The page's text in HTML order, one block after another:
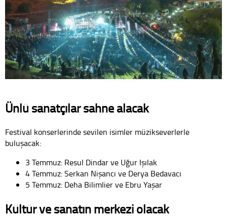
Ünlü sanatçılar sahne alacak
Festival konserlerinde sevilen isimler müzikseverlerle
buluşacak:
3 Temmuz: Resul Dindar ve Uğur Işılak
4 Temmuz: Serkan Nişancı ve Derya Bedavacı
5 Temmuz: Deha Bilimlier ve Ebru Yaşar
Kültür ve sanatın merkezi olacak